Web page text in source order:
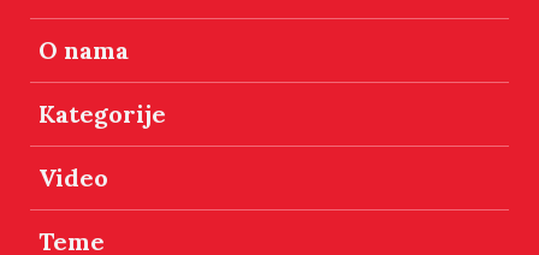
O nama
Kategorije
Video
Teme